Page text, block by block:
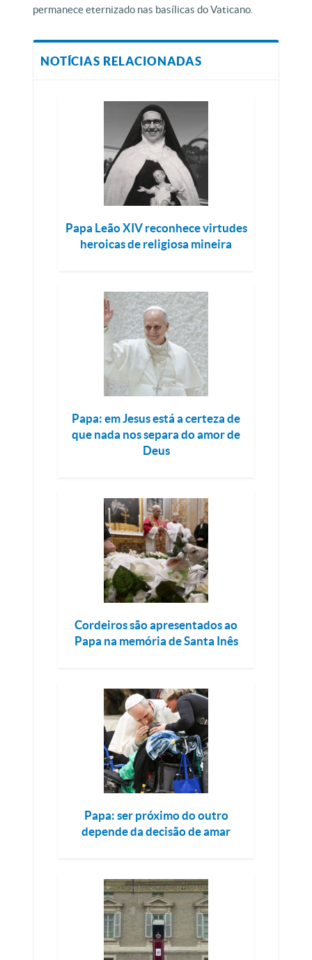
permanece eternizado nas basílicas do Vaticano.
NOTÍCIAS RELACIONADAS
Papa Leão XIV reconhece virtudes
heroicas de religiosa mineira
Papa: em Jesus está a certeza de
que nada nos separa do amor de
Deus
Cordeiros são apresentados ao
Papa na memória de Santa Inês
Papa: ser próximo do outro
depende da decisão de amar